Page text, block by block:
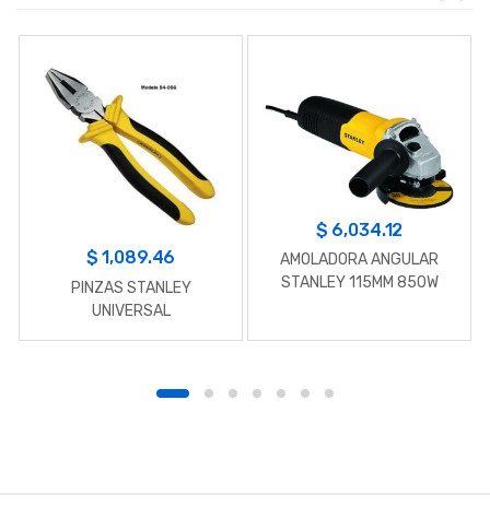
$1,089.46
PINZAS STANLEY
UNIVERSAL
$ 6,034.12
AMOLADORA ANGULAR
STANLEY 115MM 850W